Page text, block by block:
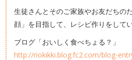
生徒さんとそのご家族やお友だちの
顔」を目指して、レシピ作りをしてい
ブログ「おいしく食べちょる？」
http://riokikki.blog.fc2.com/blog-